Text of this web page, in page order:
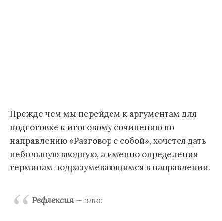
Прежде чем мы перейдем к аргументам для
подготовке к итоговому сочинению по
направлению «Разговор с собой», хочется дать
небольшую вводную, а именно определения
терминам подразумевающимся в направлении.
Рефлексия — это: